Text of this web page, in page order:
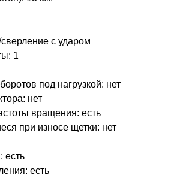
с ударом
1
под нагрузкой: нет
нет
вращения: есть
при износе щетки: нет
есть
есть